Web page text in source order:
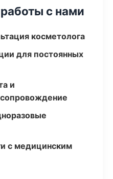
с нами
косметолога
для постоянных
и
с медицинским